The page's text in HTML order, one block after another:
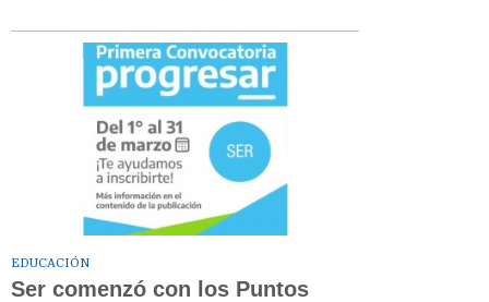
EDUCACIÓN
Ser comenzó con los Puntos